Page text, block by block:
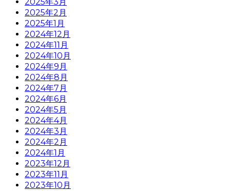
2025年2月
2025年1月
2024年12月
2024年11月
2024年10月
2024年9月
2024年8月
2024年7月
2024年6月
2024年5月
2024年4月
2024年3月
2024年2月
2024年1月
2023年12月
2023年11月
2023年10月